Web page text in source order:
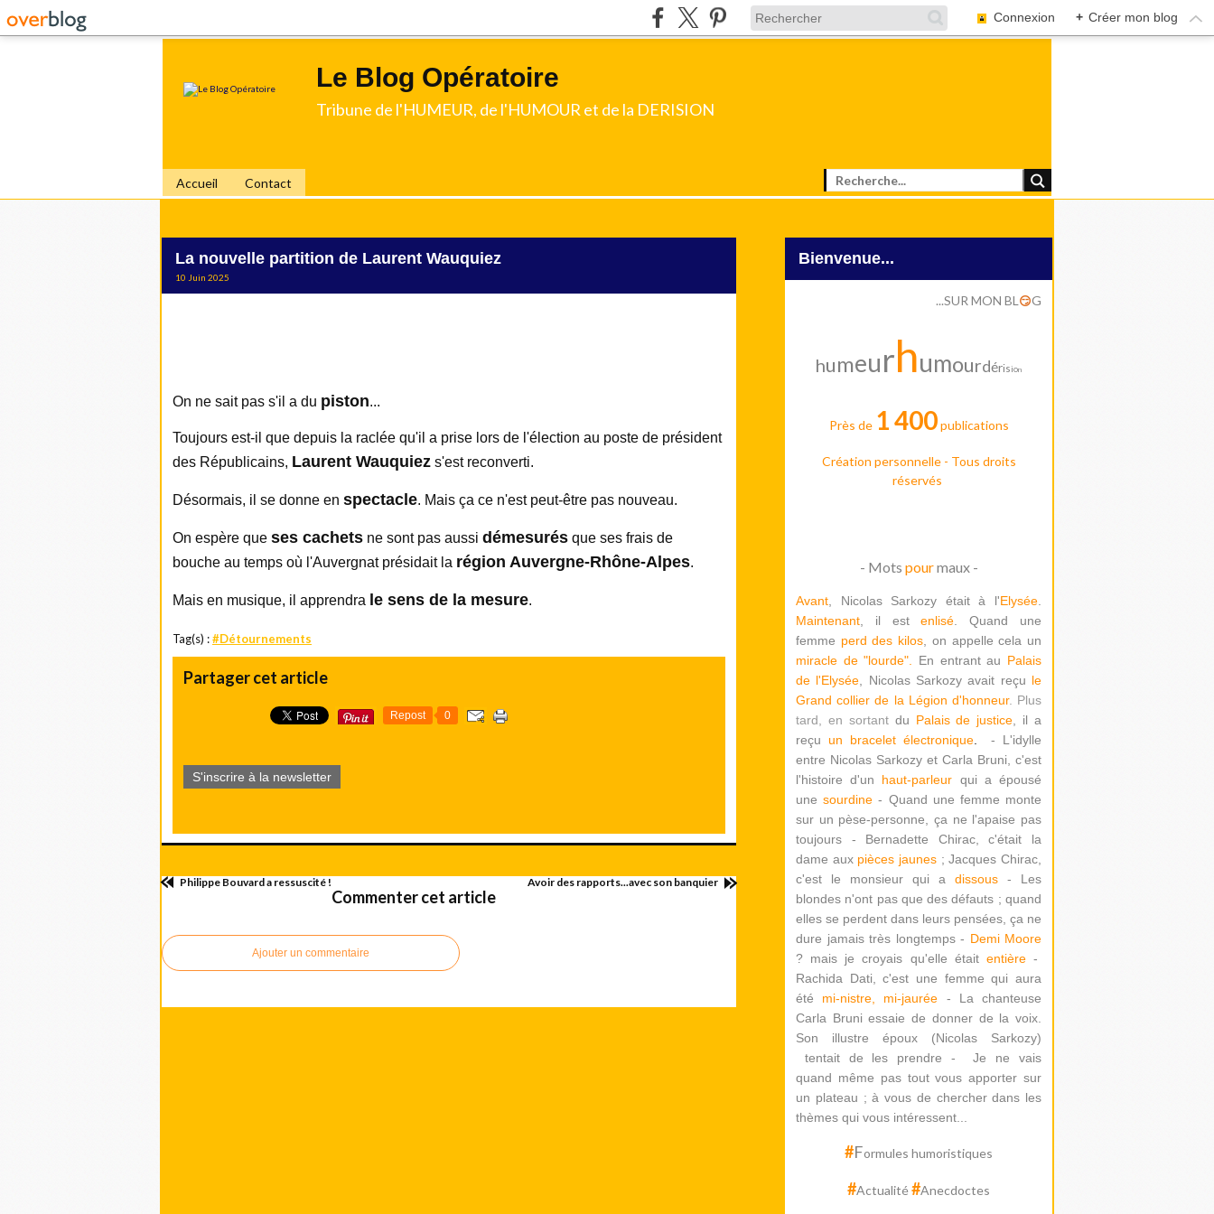
Connexion + Créer mon blog
Le Blog Opératoire
Tribune de l'HUMEUR, de l'HUMOUR et de la DERISION
Accueil Contact
La nouvelle partition de Laurent Wauquiez
10 Juin 2025
On ne sait pas s'il a du piston...
Toujours est-il que depuis la raclée qu'il a prise lors de l'élection au poste de président
des Républicains, Laurent Wauquiez s'est reconverti.
Désormais, il se donne en spectacle. Mais ça ce n'est peut-être pas nouveau.
On espère que ses cachets ne sont pas aussi démesurés que ses frais de
bouche au temps où l'Auvergnat présidait la région Auvergne-Rhône-Alpes.
Mais en musique, il apprendra le sens de la mesure.
Tag(s) :#Détournements
Partager cet article
Repost 0
S'inscrire à la newsletter
Philippe Bouvard a ressuscité ! Avoir des rapports...avec son banquier
Commenter cet article
Ajouter un commentaire
Bienvenue...
...SUR MON BL 😏G
humeurhumourdérision
Près de 1 400 publications
Création personnelle - Tous droits
réservés
- Mots pourmaux -
Avant , Nicolas Sarkozy était à l'Elysée
Maintenant , il estenlisé . Quand une
femme perd des kilos , on appelle cela un
miracle de "lourde". En entrant au Palais
de l'Elysée , Nicolas Sarkozy avait reçu le
Grand collier de la Légion d'honneur. Plus
tard, en sortantdu Palais de justice , il a
reçu un bracelet électronique.
- L'idylle
entre Nicolas Sarkozy et Carla Bruni, c'est
l'histoire d'un haut-parleur qui a épousé
unesourdine - Quand une femme monte
sur un pèse-personne, ça ne l'apaise pas
toujours - Bernadette Chirac, c'était la
dame aux pièces jaunes ; Jacques Chirac,
c'est le monsieur qui a dissous - Les
blondes n'ont pas que des défauts ; quand
elles se perdent dans leurs pensées, ça ne
dure jamais très longtemps - Demi Moore
? mais je croyais qu'elle étaitentière-
Rachida Dati , c'est une femme qui aura
été mi-nistre, mi-jaurée -
La chanteuse
Carla Bruni essaie de donner de la voix.
Son illustre époux (Nicolas Sarkozy)
tentait de les prendre - Je ne vais
quand même pas tout vous apporter sur
un plateau ; à vous de chercher dans les
thèmes qui vous intéressent...
#Formules humoristiques
#Actualité#Anecdoctes